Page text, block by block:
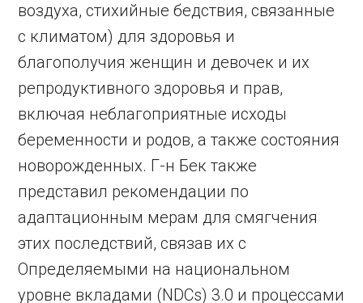
воздуха, стихийные бедствия, связанные
с климатом) для здоровья и
благополучия женщин и девочек и их
репродуктивного здоровья и прав,
включая неблагоприятные исходы
беременности и родов, а также состояния
новорожденных. Г-н Бек также
представил рекомендации по
адаптационным мерам для смягчения
этих последствий, связав их с
Определяемыми на национальном
уровне вкладами (NDCs) 3.0 и процессами